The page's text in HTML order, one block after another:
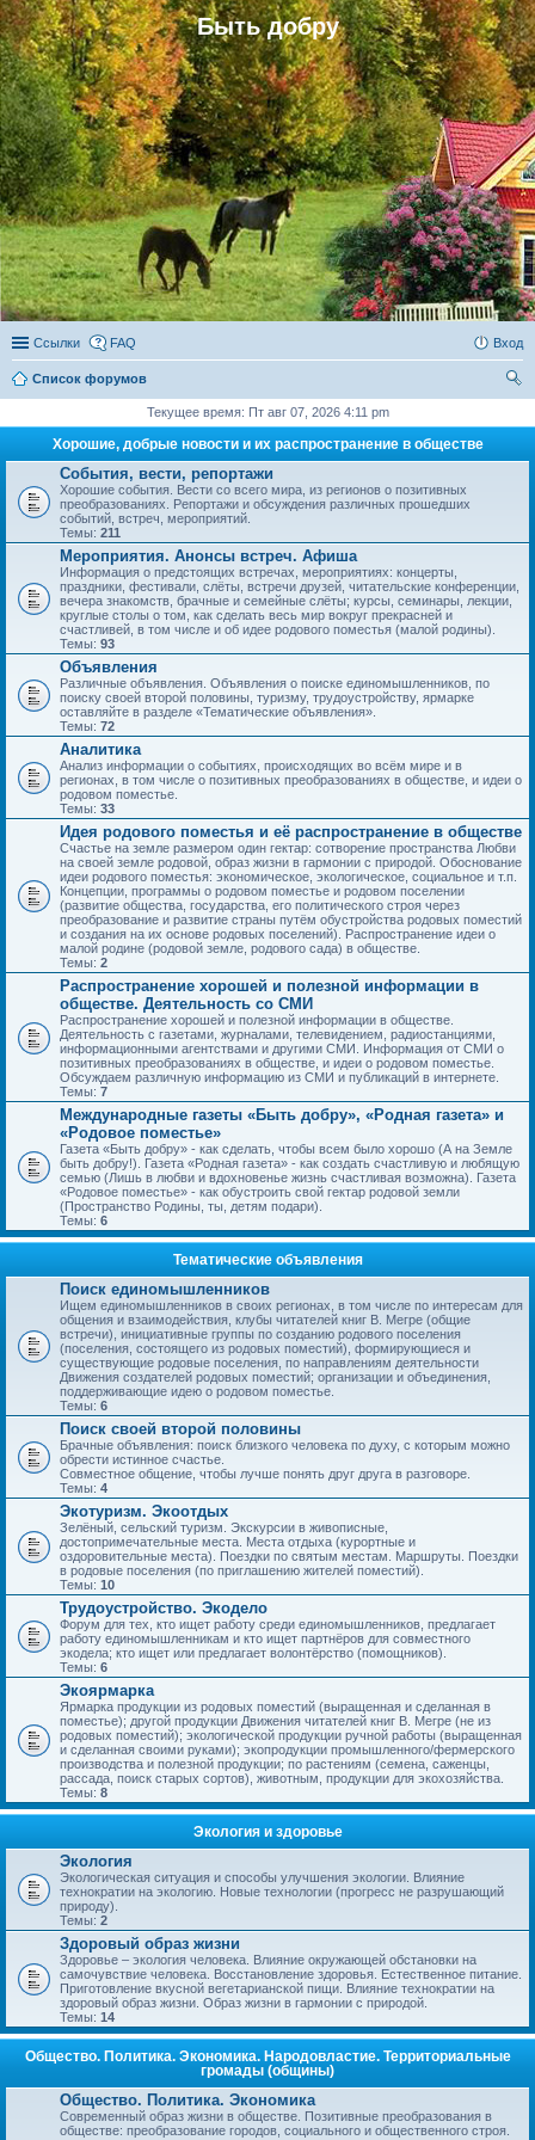
Быть добру
Ссылки FAQ Вход
Список форумов
Текущее время: Пт авг 07, 2026 4:11 pm
Хорошие, добрые новости и их распространение в обществе
События, вести, репортажи
Хорошие события. Вести со всего мира, из регионов о позитивных
преобразованиях. Репортажи и обсуждения различных прошедших
событий, встреч, мероприятий.
Темы: 211
Мероприятия. Анонсы встреч. Афиша
Информация о предстоящих встречах, мероприятиях: концерты,
праздники, фестивали, слёты, встречи друзей, читательские конференции,
вечера знакомств, брачные и семейные слёты; курсы, семинары, лекции,
круглые столы о том, как сделать весь мир вокруг прекрасней и
счастливей, в том числе и об идее родового поместья (малой родины).
Темы: 93
Объявления
Различные объявления. Объявления о поиске единомышленников, по
поиску своей второй половины, туризму, трудоустройству, ярмарке
оставляйте в разделе «Тематические объявления».
Темы: 72
Аналитика
Анализ информации о событиях, происходящих во всём мире и в
регионах, в том числе о позитивных преобразованиях в обществе, и идеи о
родовом поместье.
Темы: 33
Идея родового поместья и её распространение в обществе
Счастье на земле размером один гектар: сотворение пространства Любви
на своей земле родовой, образ жизни в гармонии с природой. Обоснование
идеи родового поместья: экономическое, экологическое, социальное и т.п.
Концепции, программы о родовом поместье и родовом поселении
(развитие общества, государства, его политического строя через
преобразование и развитие страны путём обустройства родовых поместий
и создания на их основе родовых поселений). Распространение идеи о
малой родине (родовой земле, родового сада) в обществе.
Темы: 2
Распространение хорошей и полезной информации в
обществе. Деятельность со СМИ
Распространение хорошей и полезной информации в обществе.
Деятельность с газетами, журналами, телевидением, радиостанциями,
информационными агентствами и другими СМИ. Информация от СМИ о
позитивных преобразованиях в обществе, и идеи о родовом поместье.
Обсуждаем различную информацию из СМИ и публикаций в интернете.
Темы: 7
Международные газеты «Быть добру», «Родная газета» и
«Родовое поместье»
Газета «Быть добру» - как сделать, чтобы всем было хорошо (А на Земле
быть добру!). Газета «Родная газета» - как создать счастливую и любящую
семью (Лишь в любви и вдохновенье жизнь счастливая возможна). Газета
«Родовое поместье» - как обустроить свой гектар родовой земли
(Пространство Родины, ты, детям подари).
Темы: 6
Тематические объявления
Поиск единомышленников
Ищем единомышленников в своих регионах, в том числе по интересам для
общения и взаимодействия, клубы читателей книг В. Мегре (общие
встречи), инициативные группы по созданию родового поселения
(поселения, состоящего из родовых поместий), формирующиеся и
существующие родовые поселения, по направлениям деятельности
Движения создателей родовых поместий; организации и объединения,
поддерживающие идею о родовом поместье.
Темы: 6
Поиск своей второй половины
Брачные объявления: поиск близкого человека по духу, с которым можно
обрести истинное счастье.
Совместное общение, чтобы лучше понять друг друга в разговоре.
Темы: 4
Экотуризм. Экоотдых
Зелёный, сельский туризм. Экскурсии в живописные,
достопримечательные места. Места отдыха (курортные и
оздоровительные места). Поездки по святым местам. Маршруты. Поездки
в родовые поселения (по приглашению жителей поместий).
Темы: 10
Трудоустройство. Экодело
Форум для тех, кто ищет работу среди единомышленников, предлагает
работу единомышленникам и кто ищет партнёров для совместного
экодела; кто ищет или предлагает волонтёрство (помощников).
Темы: 6
Экоярмарка
Ярмарка продукции из родовых поместий (выращенная и сделанная в
поместье); другой продукции Движения читателей книг В. Мегре (не из
родовых поместий); экологической продукции ручной работы (выращенная
и сделанная своими руками); экопродукции промышленного/фермерского
производства и полезной продукции; по растениям (семена, саженцы,
рассада, поиск старых сортов), животным, продукции для экохозяйства.
Темы: 8
Экология и здоровье
Экология
Экологическая ситуация и способы улучшения экологии. Влияние
технократии на экологию. Новые технологии (прогресс не разрушающий
природу).
Темы: 2
Здоровый образ жизни
Здоровье – экология человека. Влияние окружающей обстановки на
самочувствие человека. Восстановление здоровья. Естественное питание.
Приготовление вкусной вегетарианской пищи. Влияние технократии на
здоровый образ жизни. Образ жизни в гармонии с природой.
Темы: 14
Общество. Политика. Экономика. Народовластие. Территориальные
громады (общины)
Общество. Политика. Экономика
Современный образ жизни в обществе. Позитивные преобразования в
обществе: преобразование городов, социального и общественного строя.